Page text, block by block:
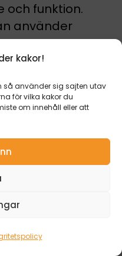
kakor!
så använder sig sajten utav
för vilka kakor du
om innehåll eller att
och funktion.
använder
ett
bra för
bra val för
har viss teknisk
en
om du
00